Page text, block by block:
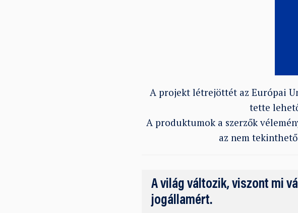
A projekt létrejöttét az Európai
tette
A produktumok a szerzők
az nem
A világ változik, viszont mi
jogállamért.